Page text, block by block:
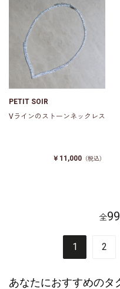
PETIT SOIR
Vラインのストーンネックレス
￥11,000 （税込）
全99
1 2
あなたにおすすめのタ